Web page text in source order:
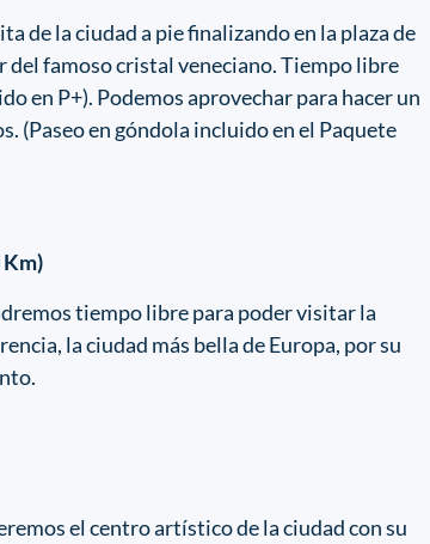
de la ciudad a pie finalizando en la plaza de
del famoso cristal veneciano. Tiempo libre
en P+). Podemos aprovechar para hacer un
(Paseo en góndola incluido en el Paquete
Km)
tiempo libre para poder visitar la
la ciudad más bella de Europa, por su
el centro artístico de la ciudad con su